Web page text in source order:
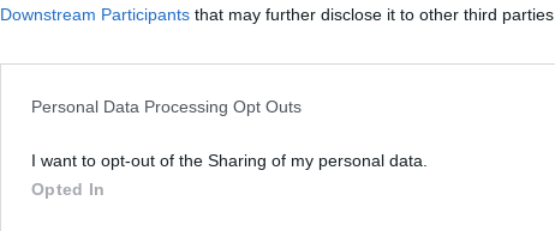
Downstream Participants that may further disclose it to other third parties.
Personal Data Processing Opt Outs
I want to opt-out of the Sharing of my personal data.
Opted In